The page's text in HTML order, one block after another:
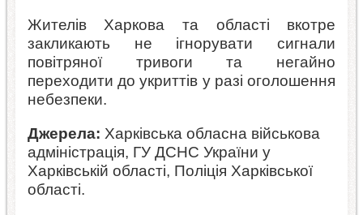
Жителів Харкова та області вкотре
закликають не ігнорувати сигнали
повітряної тривоги та негайно
переходити до укриттів у разі оголошення
небезпеки.
Джерела: Харківська обласна військова
адміністрація, ГУ ДСНС України у
Харківській області, Поліція Харківської
області.